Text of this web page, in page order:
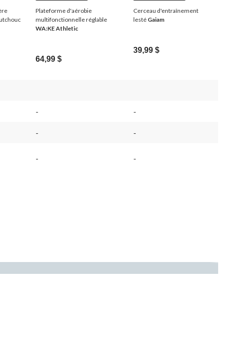
Plateforme d'aérobie
multifonctionnelle réglable
WA:KE Athletic
64,99 $
Cerceau d'entraînement
lesté Gaiam
39,99 $
- -
- -
- -